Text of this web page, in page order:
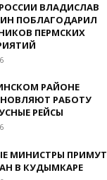
ВЛАДИСЛАВ
ПОБЛАГОДАРИЛ
ПЕРМСКИХ
РАЙОНЕ
РАБОТУ
РЕЙСЫ
МИНИСТРЫ ПРИМУТ
В КУДЫМКАРЕ